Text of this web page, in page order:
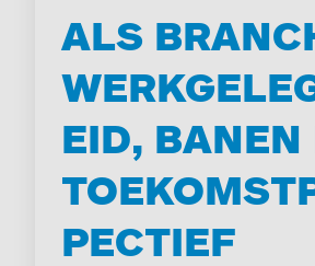
ALS
EID, BANEN
PECTIEF